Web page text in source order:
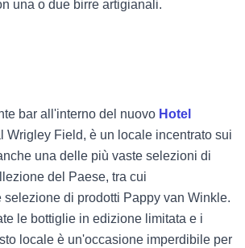
una o due birre artigianali.
bar all'interno del nuovo Hotel
Wrigley Field, è un locale incentrato sui
una delle più vaste selezioni di
del Paese, tra cui
selezione di prodotti Pappy van Winkle.
le bottiglie in edizione limitata e i
locale è un'occasione imperdibile per